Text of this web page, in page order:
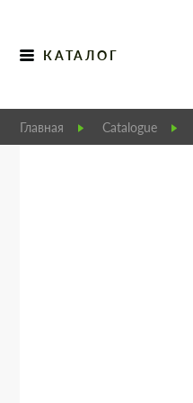
КАТАЛОГ
Главная Catalogue